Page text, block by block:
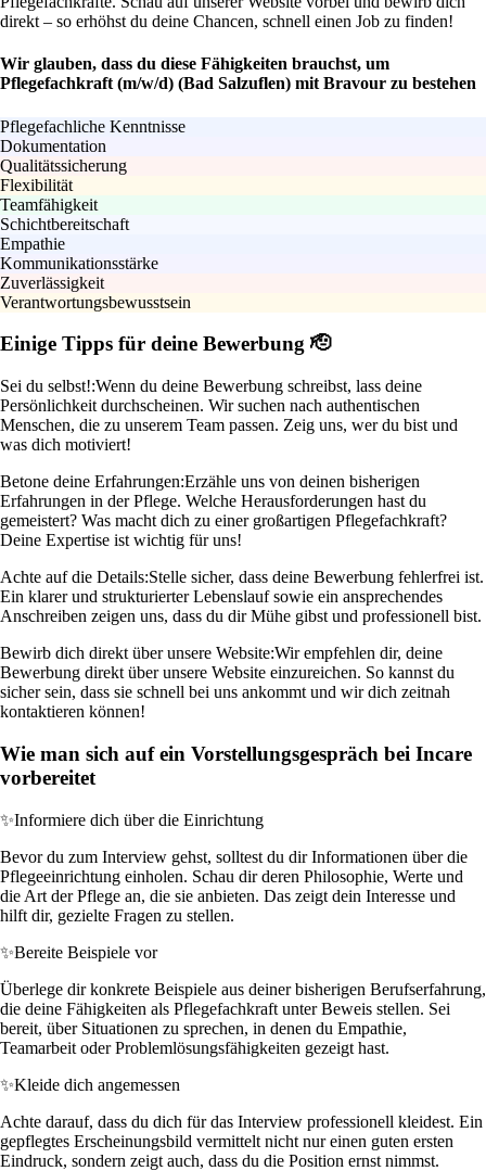
direkt – so erhöhst du deine Chancen, schnell einen Job zu finden!
Wir glauben, dass du diese Fähigkeiten brauchst, um
Pflegefachkraft (m/w/d) (Bad Salzuflen) mit Bravour zu bestehen
Pflegefachliche Kenntnisse
Dokumentation
Qualitätssicherung
Flexibilität
Teamfähigkeit
Schichtbereitschaft
Empathie
Kommunikationsstärke
Zuverlässigkeit
Verantwortungsbewusstsein
Einige Tipps für deine Bewerbung 🫡
Sei du selbst!:Wenn du deine Bewerbung schreibst, lass deine
Persönlichkeit durchscheinen. Wir suchen nach authentischen
Menschen, die zu unserem Team passen. Zeig uns, wer du bist und
was dich motiviert!
Betone deine Erfahrungen:Erzähle uns von deinen bisherigen
Erfahrungen in der Pflege. Welche Herausforderungen hast du
gemeistert? Was macht dich zu einer großartigen Pflegefachkraft?
Deine Expertise ist wichtig für uns!
Achte auf die Details:Stelle sicher, dass deine Bewerbung fehlerfrei ist.
Ein klarer und strukturierter Lebenslauf sowie ein ansprechendes
Anschreiben zeigen uns, dass du dir Mühe gibst und professionell bist.
Bewirb dich direkt über unsere Website:Wir empfehlen dir, deine
Bewerbung direkt über unsere Website einzureichen. So kannst du
sicher sein, dass sie schnell bei uns ankommt und wir dich zeitnah
kontaktieren können!
Wie man sich auf ein Vorstellungsgespräch bei Incare
vorbereitet
✨Informiere dich über die Einrichtung
Bevor du zum Interview gehst, solltest du dir Informationen über die
Pflegeeinrichtung einholen. Schau dir deren Philosophie, Werte und
die Art der Pflege an, die sie anbieten. Das zeigt dein Interesse und
hilft dir, gezielte Fragen zu stellen.
✨Bereite Beispiele vor
Überlege dir konkrete Beispiele aus deiner bisherigen Berufserfahrung,
die deine Fähigkeiten als Pflegefachkraft unter Beweis stellen. Sei
bereit, über Situationen zu sprechen, in denen du Empathie,
Teamarbeit oder Problemlösungsfähigkeiten gezeigt hast.
✨Kleide dich angemessen
Achte darauf, dass du dich für das Interview professionell kleidest. Ein
gepflegtes Erscheinungsbild vermittelt nicht nur einen guten ersten
Eindruck, sondern zeigt auch, dass du die Position ernst nimmst.